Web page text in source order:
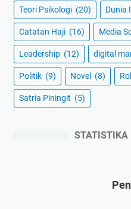
Teori Psikologi (20) Dunia
Catatan Haji (16) Media
Leadership (12) digital
Politik (9) Novel (8)
Satria Piningit (5)
STATISTIKA